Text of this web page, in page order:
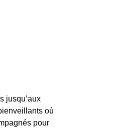
jusqu’aux
où
pour